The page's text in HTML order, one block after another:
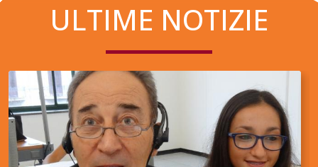
ULTIME NOTIZIE